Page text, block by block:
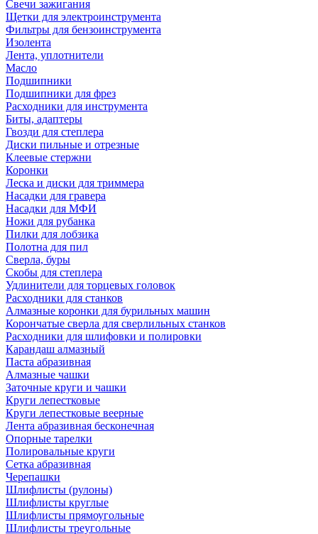
Свечи зажигания
Щетки для электроинструмента
Фильтры для бензоинструмента
Изолента
Лента, уплотнители
Масло
Подшипники
Подшипники для фрез
Расходники для инструмента
Биты, адаптеры
Гвозди для степлера
Диски пильные и отрезные
Клеевые стержни
Коронки
Леска и диски для триммера
Насадки для гравера
Насадки для МФИ
Ножи для рубанка
Пилки для лобзика
Полотна для пил
Сверла, буры
Скобы для степлера
Удлинители для торцевых головок
Расходники для станков
Алмазные коронки для бурильных машин
Корончатые сверла для сверлильных станков
Расходники для шлифовки и полировки
Карандаш алмазный
Паста абразивная
Алмазные чашки
Заточные круги и чашки
Круги лепестковые
Круги лепестковые веерные
Лента абразивная бесконечная
Опорные тарелки
Полировальные круги
Сетка абразивная
Черепашки
Шлифлисты (рулоны)
Шлифлисты круглые
Шлифлисты прямоугольные
Шлифлисты треугольные